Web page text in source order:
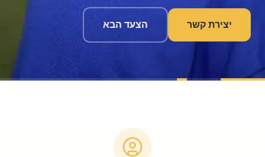
יצירת קשר הצעד הבא